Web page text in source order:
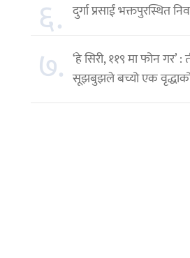
६. दुर्गा प्रसाईं भक्तपुरस्थित
७. ‘हे सिरी, ११९ मा फोन गर’
सूझबुझले बच्यो एक